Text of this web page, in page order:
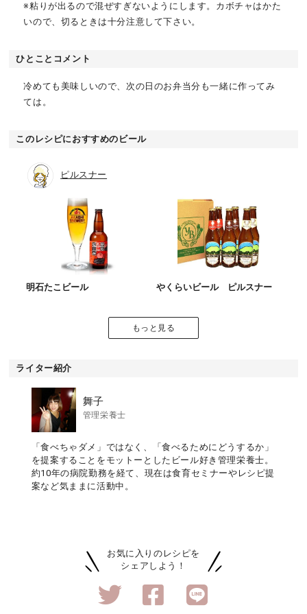
※粘りが出るので混ぜすぎないようにします。カボチャはかた
いので、切るときは十分注意して下さい。
ひとことコメント
冷めても美味しいので、次の日のお弁当分も一緒に作ってみ
ては。
このレシピにおすすめのビール
ピルスナー
明石たこビール やくらいビール ピルスナー
もっと見る
ライター紹介
舞子
管理栄養士
「食べちゃダメ」ではなく、「食べるためにどうするか」
を提案することをモットーとしたビール好き管理栄養士。
約10年の病院勤務を経て、現在は食育セミナーやレシピ提
案など気ままに活動中。
お気に入りのレシピを
シェアしよう！